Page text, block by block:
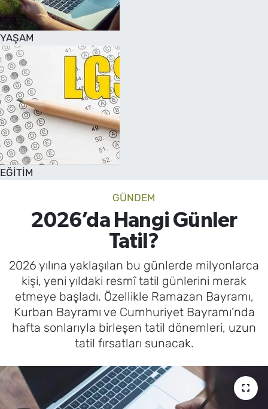
YAŞAM
EĞİTİM
GÜNDEM
2026’da Hangi Günler
Tatil?
2026 yılına yaklaşılan bu günlerde milyonlarca
kişi, yeni yıldaki resmî tatil günlerini merak
etmeye başladı. Özellikle Ramazan Bayramı,
Kurban Bayramı ve Cumhuriyet Bayramı’nda
hafta sonlarıyla birleşen tatil dönemleri, uzun
tatil fırsatları sunacak.